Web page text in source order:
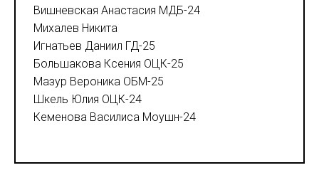
Вишневская Анастасия МДБ-24
Михалев Никита
Игнатьев Даниил ГД-25
Большакова Ксения ОЦК-25
Мазур Вероника ОБМ-25
Шкель Юлия ОЦК-24
Кеменова Василиса Моушн-24